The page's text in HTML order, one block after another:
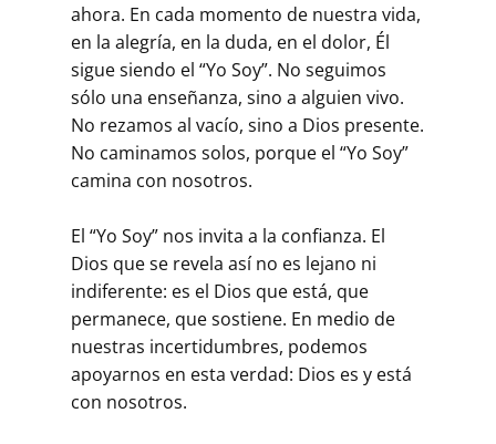
ahora. En cada momento de nuestra vida,
en la alegría, en la duda, en el dolor, Él
sigue siendo el “Yo Soy”. No seguimos
sólo una enseñanza, sino a alguien vivo.
No rezamos al vacío, sino a Dios presente.
No caminamos solos, porque el “Yo Soy”
camina con nosotros.
El “Yo Soy” nos invita a la confianza. El
Dios que se revela así no es lejano ni
indiferente: es el Dios que está, que
permanece, que sostiene. En medio de
nuestras incertidumbres, podemos
apoyarnos en esta verdad: Dios es y está
con nosotros.